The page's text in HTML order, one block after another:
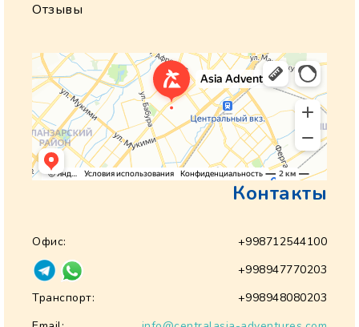
Отзывы
Контакты
Офис:
+998712544100
+998947770203
Транспорт:
+998948080203